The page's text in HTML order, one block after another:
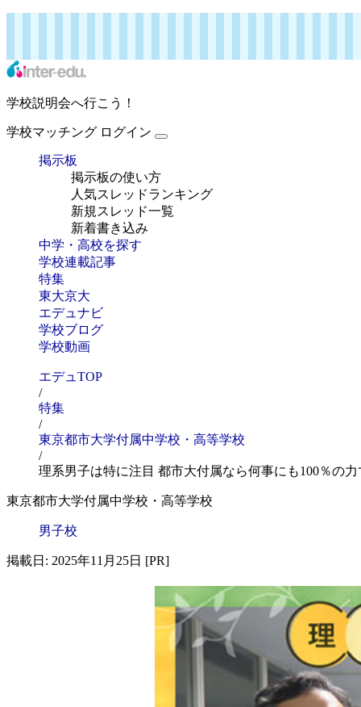
学校説明会へ行こう！
学校マッチング ログイン
掲示板
掲示板の使い方
人気スレッドランキング
新規スレッド一覧
新着書き込み
中学・高校を探す
学校連載記事
特集
東大京大
エデュナビ
学校ブログ
学校動画
エデュTOP
/
特集
/
東京都市大学付属中学校・高等学校
/
理系男子は特に注目 都市大付属なら何事にも100％の
東京都市大学付属中学校・高等学校
男子校
掲載日: 2025年11月25日 [PR]